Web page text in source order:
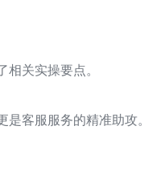
关实操要点。
客服服务的精准助攻。